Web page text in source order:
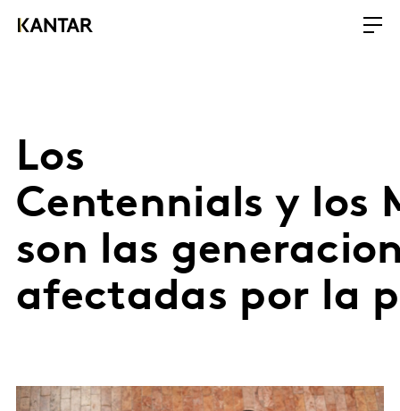
Los
Centennials y los
son las
afectadas por la